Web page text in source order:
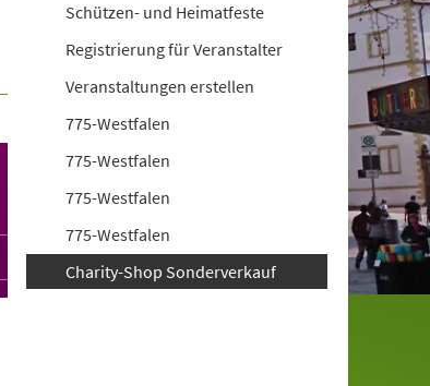
Schützen- und Heimatfeste
Registrierung für Veranstalter
Veranstaltungen erstellen
775-Westfalen
775-Westfalen
775-Westfalen
775-Westfalen
Charity-Shop Sonderverkauf